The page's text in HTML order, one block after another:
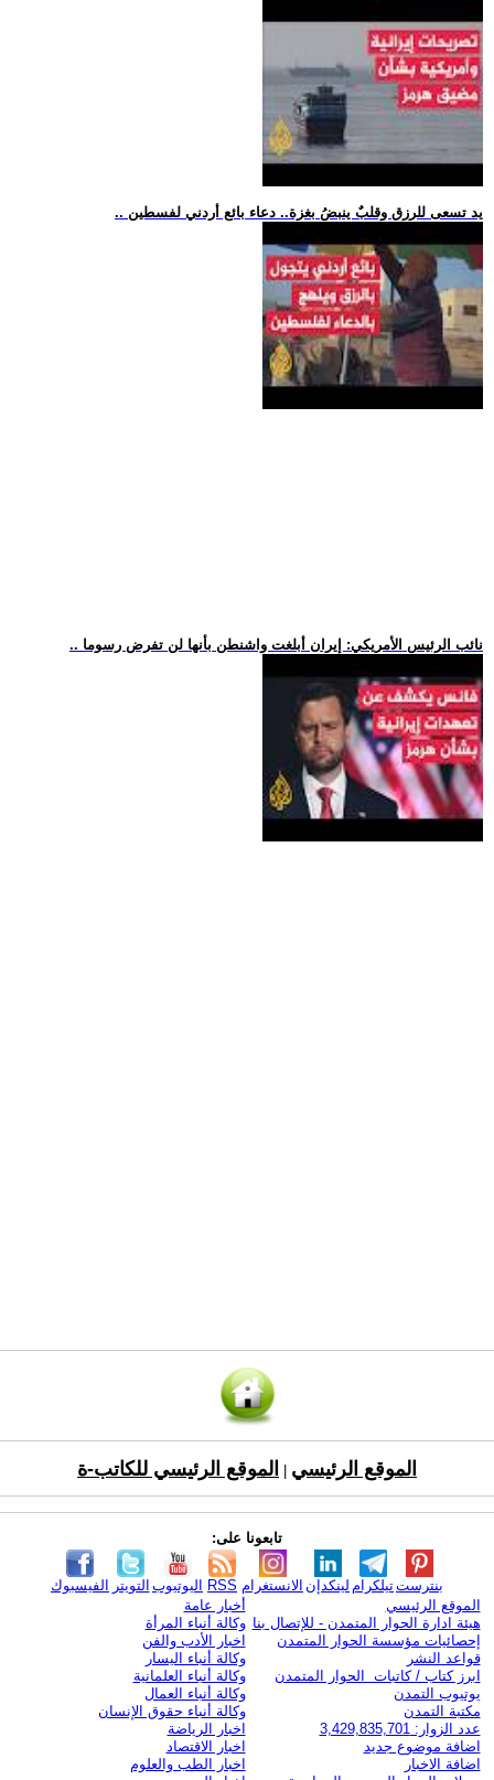
.. يد تسعى للرزق وقلبٌ ينبضُ بغزة.. دعاء بائع أردني لفسطين
.. نائب الرئيس الأمريكي: إيران أبلغت واشنطن بأنها لن تفرض رسوما
الموقع الرئيسي الموقع الرئيسي للكاتب-ة
تابعونا على:
الفيسبوك التويتر اليوتيوب RSS الانستغرام لينكدإن تيلكرامبنترست
الموقع الرئيسي
هيئة ادارة الحوار المتمدن - للإتصال بنا
إحصائيات مؤسسة الحوار المتمدن
قواعد النشر
ابرز كتاب / كاتبات الحوار المتمدن
يوتيوب التمدن
مكتبة التمدن
عدد الزوار: 3,429,835,701
اضافة موضوع جديد
اضافة الاخبار
أخبار عامة
وكالة أنباء المرأة
اخبار الأدب والفن
وكالة أنباء اليسار
وكالة أنباء العلمانية
وكالة أنباء العمال
وكالة أنباء حقوق الإنسان
اخبار الرياضة
اخبار الاقتصاد
اخبار الطب والعلوم